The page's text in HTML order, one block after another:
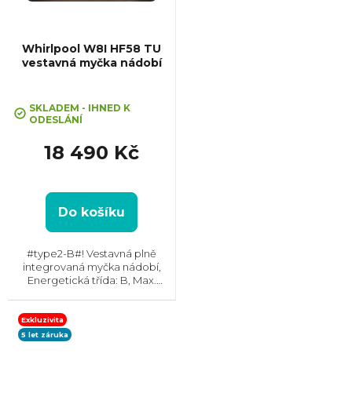
Whirlpool W8I HF58 TU
vestavná myčka nádobí
hodnocení
5,0
5
hvězdiček.
SKLADEM - IHNED K
ODESLÁNÍ
18 490 Kč
Do košíku
#type2-B#! Vestavná plně
integrovaná myčka nádobí,
Energetická třída: B, Max.
nádobí: 14, Počet programů: 8,
Spotřeba vody na cyklus: 9,5...
Exkluzivita
5 let záruka